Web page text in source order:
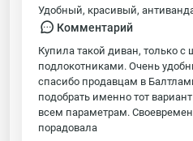
Удобный, красивый,
Комментарий
Купила такой диван, только
подлокотниками. Очень
спасибо продавцам в
подобрать именно тот
всем параметрам.
порадовала